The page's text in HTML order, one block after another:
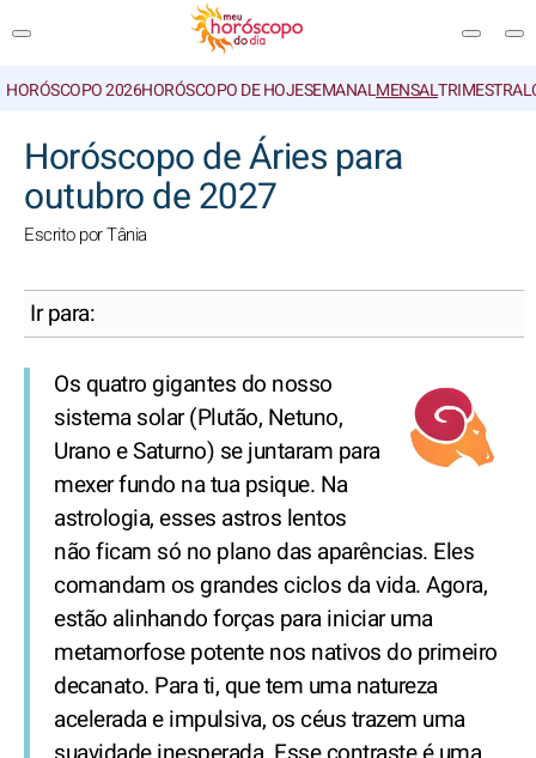
HORÓSCOPO 2026HORÓSCOPO DE HOJESEMANALMENSALTRIMESTRAL
Horóscopo de Áries para
outubro de 2027
Escrito por Tânia
Ir para:
Os quatro gigantes do nosso
sistema solar (Plutão, Netuno,
Urano e Saturno) se juntaram para
mexer fundo na tua psique. Na
astrologia, esses astros lentos
não ficam só no plano das aparências. Eles
comandam os grandes ciclos da vida. Agora,
estão alinhando forças para iniciar uma
metamorfose potente nos nativos do primeiro
decanato. Para ti, que tem uma natureza
acelerada e impulsiva, os céus trazem uma